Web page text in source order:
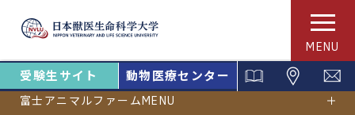
MENU
受験生サイト 動物医療センター
富士アニマルファームMENU